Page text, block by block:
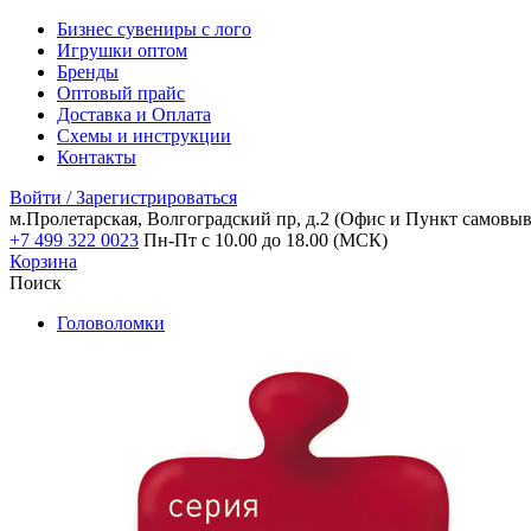
Бизнес сувениры с лого
Игрушки оптом
Бренды
Оптовый прайс
Доставка и Оплата
Схемы и инструкции
Контакты
Войти / Зарегистрироваться
м.Пролетарская, Волгоградский пр, д.2 (Офис и Пункт
+7 499 322 0023 Пн-Пт с 10.00 до 18.00 (МСК)
Корзина
Поиск
Головоломки